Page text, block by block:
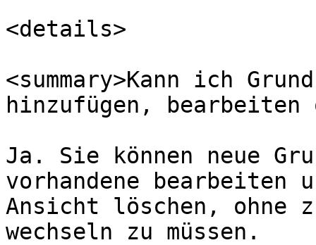
<details>
<summary>Kann ich
hinzufügen, bearbeiten
Ja. Sie können neue
vorhandene
Ansicht löschen, ohne
wechseln zu müssen.